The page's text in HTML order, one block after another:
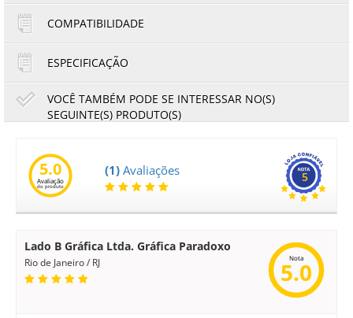
2x de R$10,10
COMPATIBILIDADE
ESPECIFICAÇÃO
VOCÊ TAMBÉM PODE SE INTERESSAR NO(S)
SEGUINTE(S) PRODUTO(S)
MP3500 MPC3300 | AF032085 AF032090 | Original
62,62 58,24
no boleto à vista
5.0
Avaliação
do produto
(1) Avaliações 5
Lado B Gráfica Ltda. Gráfica Paradoxo
Rio de Janeiro / RJ Nota
5.0